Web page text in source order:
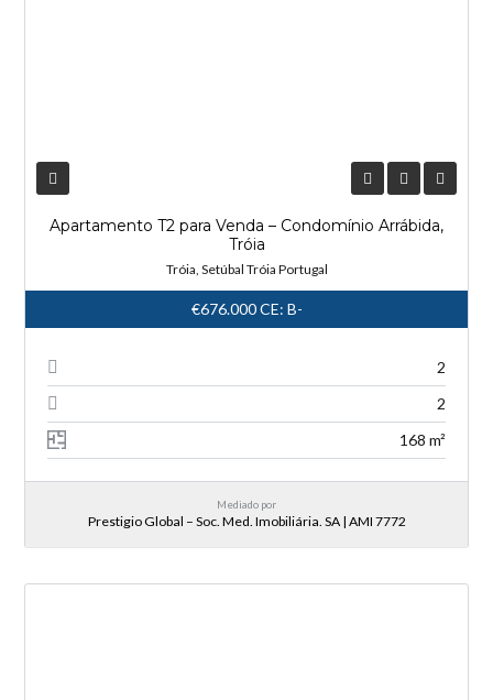
Apartamento T2 para Venda – Condomínio Arrábida,
Tróia
Tróia, Setúbal Tróia Portugal
€676.000CE: B-
2
2
168 m²
Mediado por
Prestigio Global – Soc. Med. Imobiliária. SA | AMI 7772